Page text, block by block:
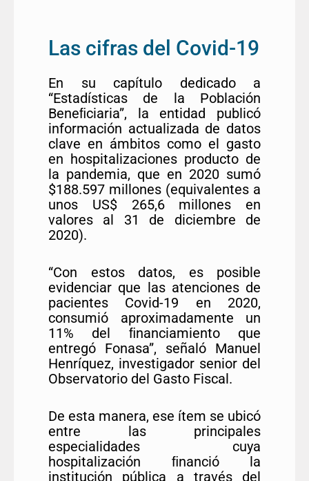
Las cifras del Covid-19
En su capítulo dedicado a
“Estadísticas de la Población
Beneﬁciaria”, la entidad publicó
información actualizada de datos
clave en ámbitos como el gasto
en hospitalizaciones producto de
la pandemia, que en 2020 sumó
$188.597 millones (equivalentes a
unos US$ 265,6 millones en
valores al 31 de diciembre de
2020).
“Con estos datos, es posible
evidenciar que las atenciones de
pacientes Covid-19 en 2020,
consumió aproximadamente un
11% del ﬁnanciamiento que
entregó Fonasa”, señaló Manuel
Henríquez, investigador senior del
Observatorio del Gasto Fiscal.
De esta manera, ese ítem se ubicó
entre las principales
especialidades cuya
hospitalización ﬁnanció la
institución pública a través del